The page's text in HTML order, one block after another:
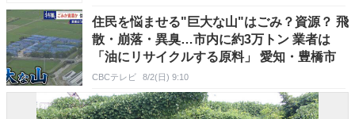
住民を悩ませる"巨大な山"はごみ？資源？ 飛
散・崩落・異臭…市内に約3万トン 業者は
「油にリサイクルする原料」 愛知・豊橋市
CBCテレビ 8/2(日) 9:10